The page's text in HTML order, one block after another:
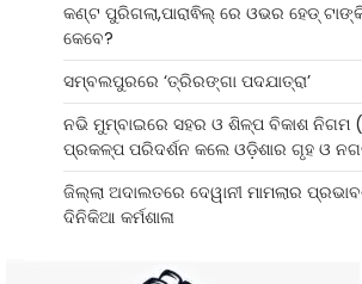
କଣ୍ଟ ପୁରିଗଲା,ପାରାଵିଲ୍ ରେ ଓଭର ହେଡ୍
କେବେ?
ସମ୍ବଲପୁରରେ ‘ତ୍ରିରଙ୍ଗା ପଦଯାତ୍ରା’
ନଭି ମୁମ୍ବାଇରେ ସହର ଓ ଶିଳ୍ପ ବିକାଶ ନିଗମ
ପ୍ରକଳ୍ପ ପରିଦର୍ଶନ କଲେ ଓଡ଼ିଶାର ଗୃହ ଓ
ଜିଲ୍ଲା ଅଦାଲତରେ ଦେୱାନୀ ମାମଲାର
ଦିନିକିଆ କର୍ମଶାଳା